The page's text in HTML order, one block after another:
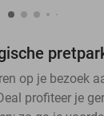
op je bezoek
profiteer je